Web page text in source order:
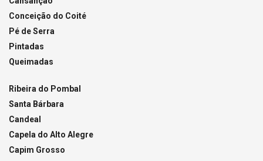
Conceição do Coité
Pé de Serra
Pintadas
Queimadas
Ribeira do Pombal
Santa Bárbara
Candeal
Capela do Alto Alegre
Capim Grosso